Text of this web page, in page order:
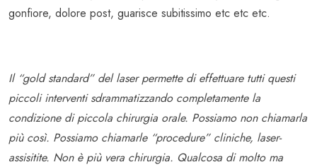
gonfiore, dolore post, guarisce subitissimo etc etc etc.
Il “gold standard” del laser permette di effettuare tutti questi
piccoli interventi sdrammatizzando completamente la
condizione di piccola chirurgia orale. Possiamo non chiamarla
più così. Possiamo chiamarle “procedure” cliniche, laser-
assisitite. Non è più vera chirurgia. Qualcosa di molto ma